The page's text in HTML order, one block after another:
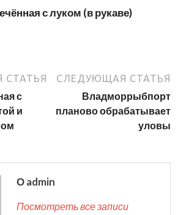
с луком (в рукаве)
СТАТЬЯ
с
и
СЛЕДУЮЩАЯ СТАТЬЯ
Владморрыбпорт
планово обрабатывает
уловы
О admin
Посмотреть все записи